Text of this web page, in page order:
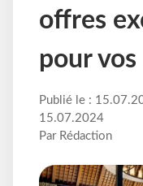
offres
pour
Publié le :
15.07.2024
Par Rédaction